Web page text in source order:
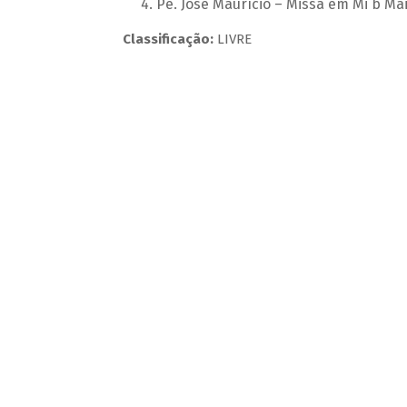
Pe. José Maurício – Missa em Mi b
Classificação:LIVRE